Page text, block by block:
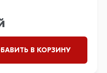
В КОРЗИНУ